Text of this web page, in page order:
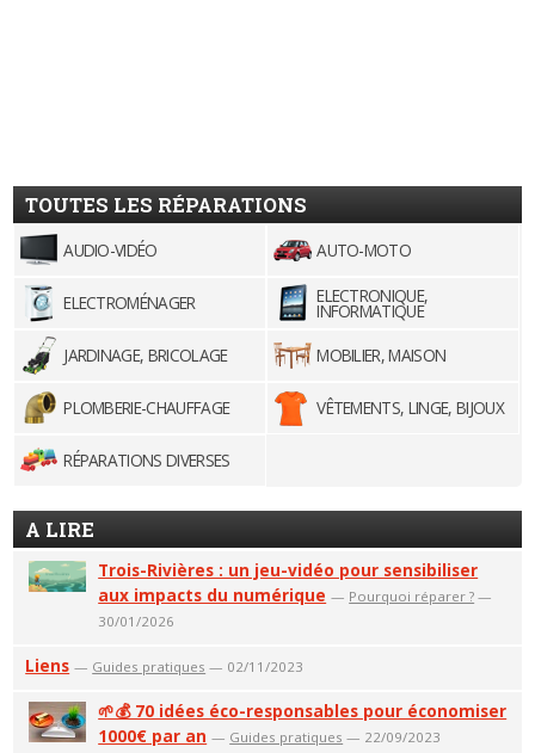
TOUTES LES RÉPARATIONS
AUDIO-VIDÉO AUTO-MOTO
ELECTROMÉNAGER ELECTRONIQUE,
INFORMATIQUE
JARDINAGE, BRICOLAGE
MOBILIER, MAISON
PLOMBERIE-CHAUFFAGE VÊTEMENTS, LINGE, BIJOUX
RÉPARATIONS DIVERSES
A LIRE
Trois-Rivières : un jeu-vidéo pour sensibiliser
aux impacts du numérique — Pourquoi réparer ? —
30/01/2026
Liens — Guides pratiques — 02/11/2023
🌱💰 70 idées éco-responsables pour économiser
1000€ par an — Guides pratiques — 22/09/2023